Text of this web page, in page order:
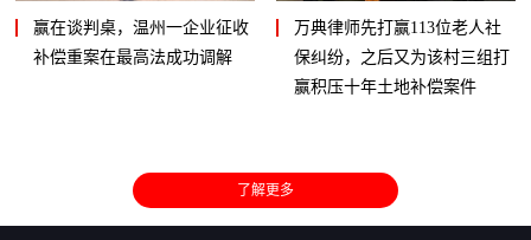
赢在谈判桌，温州一企业征收
补偿重案在最高法成功调解
万典律师先打赢113位老人社
保纠纷，之后又为该村三组打
赢积压十年土地补偿案件
了解更多